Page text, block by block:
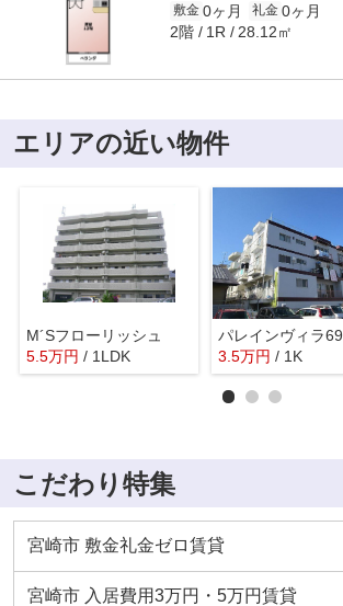
敷金 0ヶ月 礼金 0ヶ月
2階 1R 28.12㎡
エリアの近い物件
M´Sフローリッシュ
5.5万円 / 1LDK
パレインヴィラ69
3.5万円 / 1K
こだわり特集
宮崎市 敷金礼金ゼロ賃貸
宮崎市 入居費用3万円・5万円賃貸